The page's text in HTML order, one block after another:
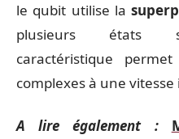
le qubit utilise la
plusieurs états
caractéristique
complexes à une vitesse
A lire également :